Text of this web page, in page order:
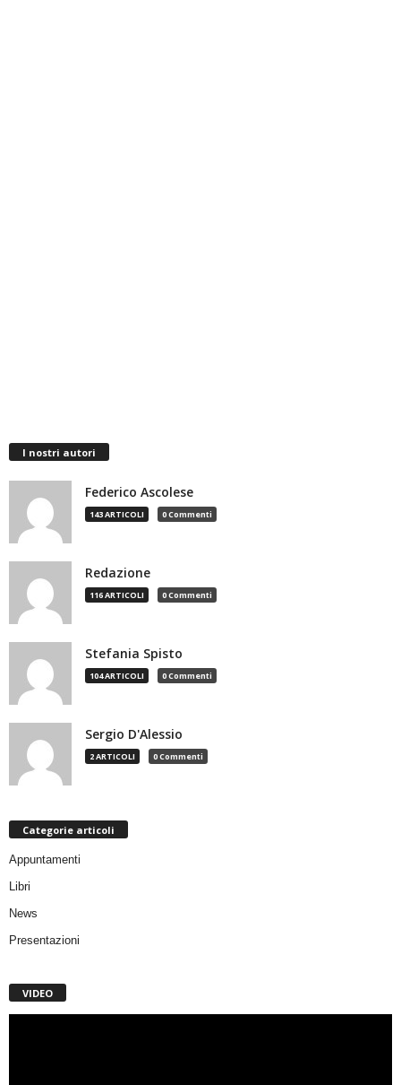
I nostri autori
Federico Ascolese
143 ARTICOLI 0 Commenti
Redazione
116 ARTICOLI 0 Commenti
Stefania Spisto
104 ARTICOLI 0 Commenti
Sergio D'Alessio
2 ARTICOLI 0 Commenti
Categorie articoli
Appuntamenti
Libri
News
Presentazioni
VIDEO